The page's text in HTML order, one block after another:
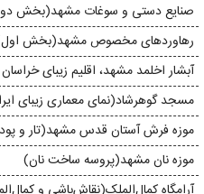
صنایع دستی و سوغات مشهد(بخش
رهاورد‌های مخصوص مشهد(بخش
آبشار اخلمد مشهد، اقلیم زیبا‌ی خراسان
مسجد گوهرشاد(نمای معماری زیبای
موزه‌ فرش آستان قدس مشهد(تار و
موزه نان مشهد(پروسه ساخت نان)